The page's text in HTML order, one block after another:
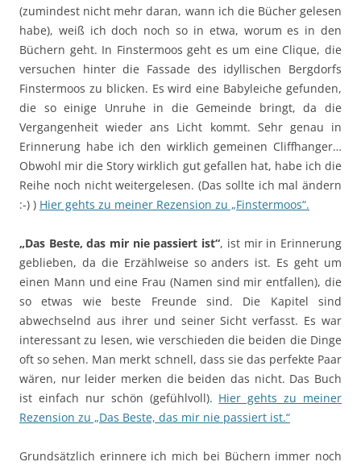
(zumindest nicht mehr daran, wann ich die Bücher gelesen
habe), weiß ich doch noch so in etwa, worum es in den
Büchern geht. In Finstermoos geht es um eine Clique, die
versuchen hinter die Fassade des idyllischen Bergdorfs
Finstermoos zu blicken. Es wird eine Babyleiche gefunden,
die so einige Unruhe in die Gemeinde bringt, da die
Vergangenheit wieder ans Licht kommt. Sehr genau in
Erinnerung habe ich den wirklich gemeinen Cliffhanger…
Obwohl mir die Story wirklich gut gefallen hat, habe ich die
Reihe noch nicht weitergelesen. (Das sollte ich mal ändern
:-) ) Hier gehts zu meiner Rezension zu „Finstermoos“.
„Das Beste, das mir nie passiert ist“, ist mir in Erinnerung
geblieben, da die Erzählweise so anders ist. Es geht um
einen Mann und eine Frau (Namen sind mir entfallen), die
so etwas wie beste Freunde sind. Die Kapitel sind
abwechselnd aus ihrer und seiner Sicht verfasst. Es war
interessant zu lesen, wie verschieden die beiden die Dinge
oft so sehen. Man merkt schnell, dass sie das perfekte Paar
wären, nur leider merken die beiden das nicht. Das Buch
ist einfach nur schön (gefühlvoll). Hier gehts zu meiner
Rezension zu „Das Beste, das mir nie passiert ist.“
Grundsätzlich erinnere ich mich bei Büchern immer noch